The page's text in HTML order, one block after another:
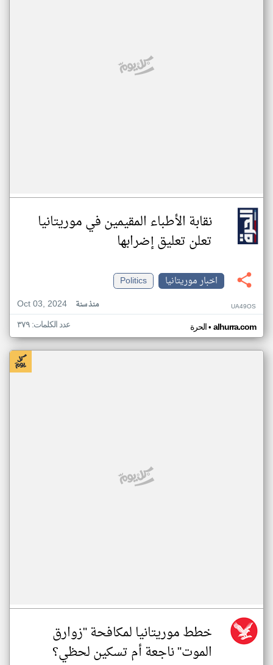
نقابة الأطباء المقيمين في موريتانيا
تعلن تعليق إضرابها
اخبار موريتانيا
Politics
Oct 03, 2024
منذ سنة UA49OS
الحرة• alhurra.com عدد الكلمات: ٣٧٩
خطط موريتانيا لمكافحة "زوارق
الموت" ناجعة أم تسكين لحظي؟